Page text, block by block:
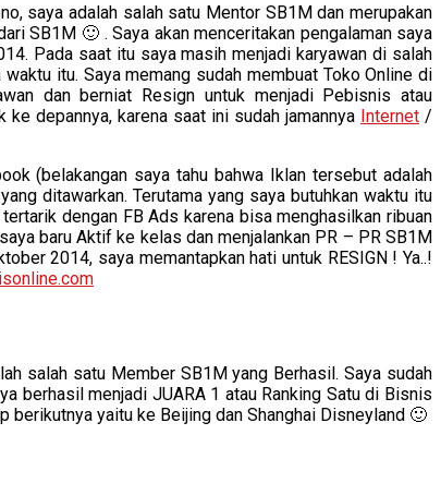
saya adalah salah satu Mentor SB1M dan merupakan
SB1M 🙂 . Saya akan menceritakan pengalaman saya
Pada saat itu saya masih menjadi karyawan di salah
itu. Saya memang sudah membuat Toko Online di
dan berniat Resign untuk menjadi Pebisnis atau
depannya, karena saat ini sudah jamannya Internet /
(belakangan saya tahu bahwa Iklan tersebut adalah
ditawarkan. Terutama yang saya butuhkan waktu itu
dengan FB Ads karena bisa menghasilkan ribuan
baru Aktif ke kelas dan menjalankan PR – PR SB1M
2014, saya memantapkan hati untuk RESIGN ! Ya..!
salah satu Member SB1M yang Berhasil. Saya sudah
berhasil menjadi JUARA 1 atau Ranking Satu di Bisnis
berikutnya yaitu ke Beijing dan Shanghai Disneyland 🙂